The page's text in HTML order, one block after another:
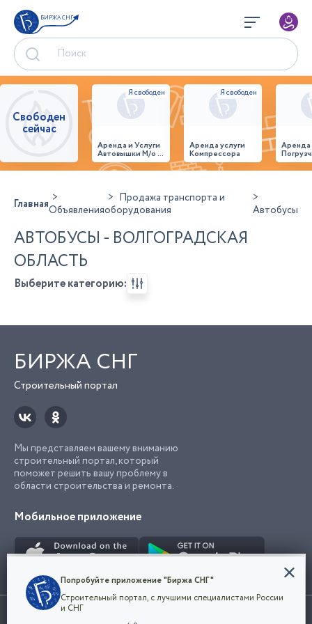
БИРЖА СНГ
Свободен
сейчас
Аренда и Услуги
Автовышки М/о г.
Домодедово
26,28,32 место
Аренда услуги
Компрессора
ГлавнаяОбъявления
Продажа транспорта и
оборудования
Автобусы
АВТОБУСЫ - ВОЛГОГРАДСКАЯ
ОБЛАСТЬ
Выберите категорию:
БИРЖА СНГ
Строительный портал
Мы представляем вашему вниманию
строительный портал, который
поможет решить вашу проблему в
области строительства и ремонта.
Мобильное приложение
Использование сайта, в том числе подача объявлений, означает
Конфиденциальность
Мы используем файлы cookie, чтобы сделать
наш сайт удобным для каждого
Попробуйте приложение "Биржа СНГ"
Строительный портал, с лучшими специалистами России
и СНГ